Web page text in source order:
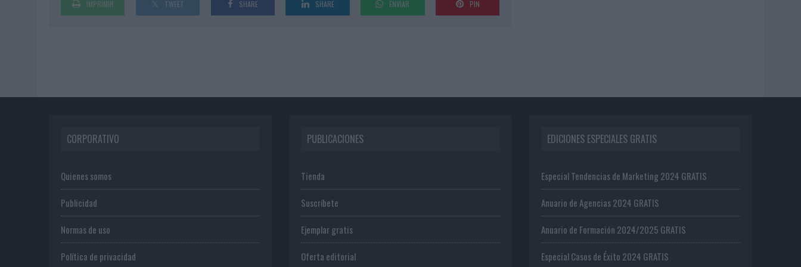
IMPRIMIR TWEET SHARE SHARE ENVIAR PIN
CORPORATIVO
Quienes somos
Publicidad
Normas de uso
Política de privacidad
PUBLICACIONES
Tienda
Suscríbete
Ejemplar gratis
Oferta editorial
EDICIONES ESPECIALES GRATIS
Especial Tendencias de Marketing 2024 GRATIS
Anuario de Agencias 2024 GRATIS
Anuario de Formación 2024/2025 GRATIS
Especial Casos de Éxito 2024 GRATIS